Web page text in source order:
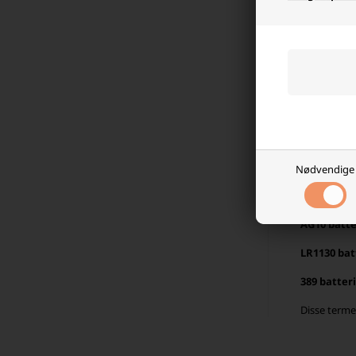
Nødvendige
korrekt
kapacitet
korrekt
Kan et LR54
LR54
LR54
AG10
LR1130
389
Disse